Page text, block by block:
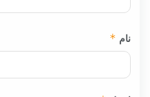
نام *